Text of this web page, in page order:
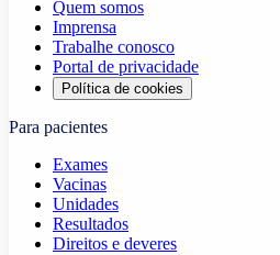
Quem somos
Imprensa
Trabalhe conosco
Portal de privacidade
Política de cookies
Para pacientes
Exames
Vacinas
Unidades
Resultados
Direitos e deveres